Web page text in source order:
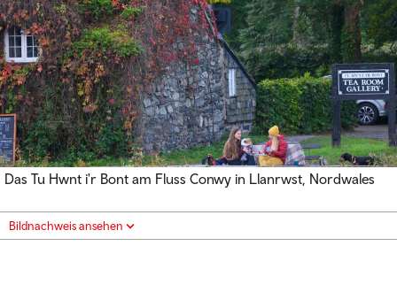
Das Tu Hwnt i'r Bont am Fluss Conwy in Llanrwst, Nordwales
Bildnachweis ansehen